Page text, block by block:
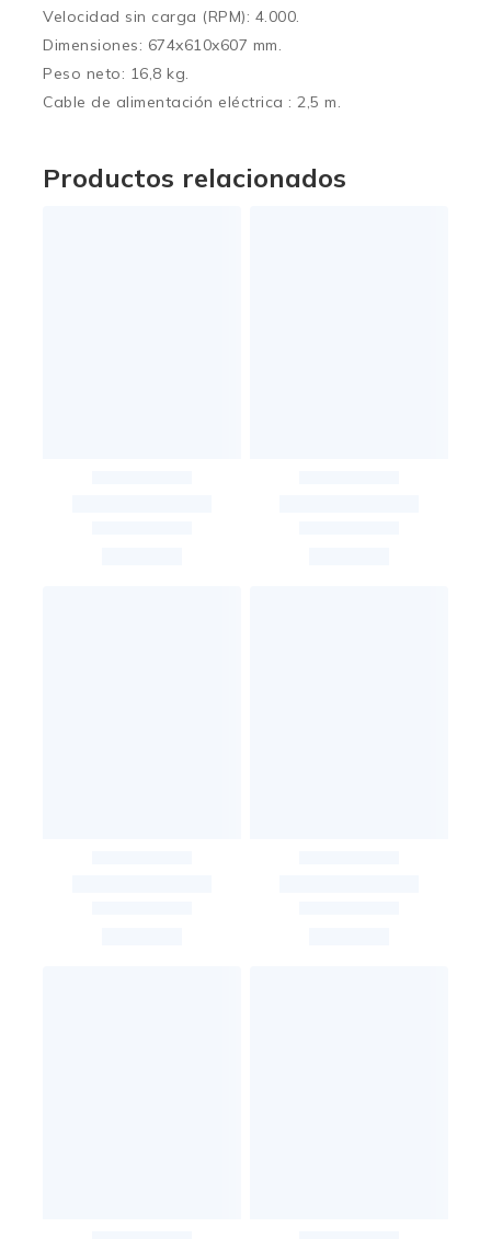
Velocidad sin carga (RPM): 4.000.
Dimensiones: 674x610x607 mm.
Peso neto: 16,8 kg.
Cable de alimentación eléctrica : 2,5 m.
Productos relacionados